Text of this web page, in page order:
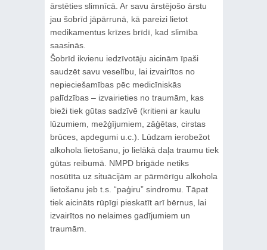
ārstēties slimnīcā. Ar savu ārstējošo ārstu
jau šobrīd jāpārrunā, kā pareizi lietot
medikamentus krīzes brīdī, kad slimība
saasinās.
Šobrīd ikvienu iedzīvotāju aicinām īpaši
saudzēt savu veselību, lai izvairītos no
nepieciešamības pēc medicīniskās
palīdzības – izvairieties no traumām, kas
bieži tiek gūtas sadzīvē (kritieni ar kaulu
lūzumiem, mežģījumiem, zāģētas, cirstas
brūces, apdegumi u.c.). Lūdzam ierobežot
alkohola lietošanu, jo lielākā daļa traumu tiek
gūtas reibumā. NMPD brigāde netiks
nosūtīta uz situācijām ar pārmērīgu alkohola
lietošanu jeb t.s. “paģiru” sindromu. Tāpat
tiek aicināts rūpīgi pieskatīt arī bērnus, lai
izvairītos no nelaimes gadījumiem un
traumām.